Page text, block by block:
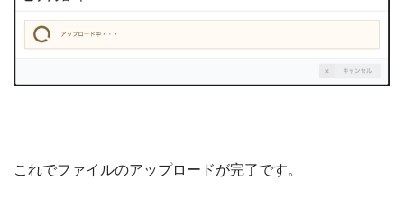
これでファイルのアップロードが完了です。